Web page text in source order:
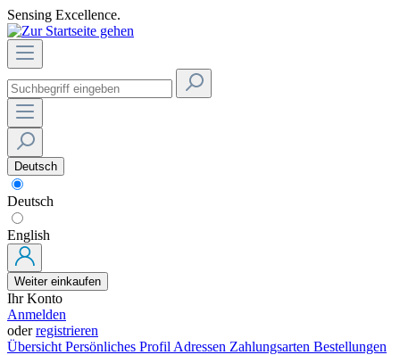
Sensing Excellence.
Deutsch
Deutsch
English
Weiter einkaufen
Ihr Konto
Anmelden
oderregistrieren
Übersicht Persönliches Profil Adressen Zahlungsarten Bestellungen